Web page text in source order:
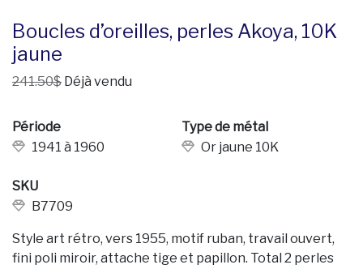
Boucles d’oreilles, perles Akoya, 10K
jaune
241.50$ Déjà vendu
Période
1941 à 1960
Type de métal
Or jaune 10K
SKU
B7709
Style art rétro, vers 1955, motif ruban, travail ouvert,
fini poli miroir, attache tige et papillon. Total 2 perles